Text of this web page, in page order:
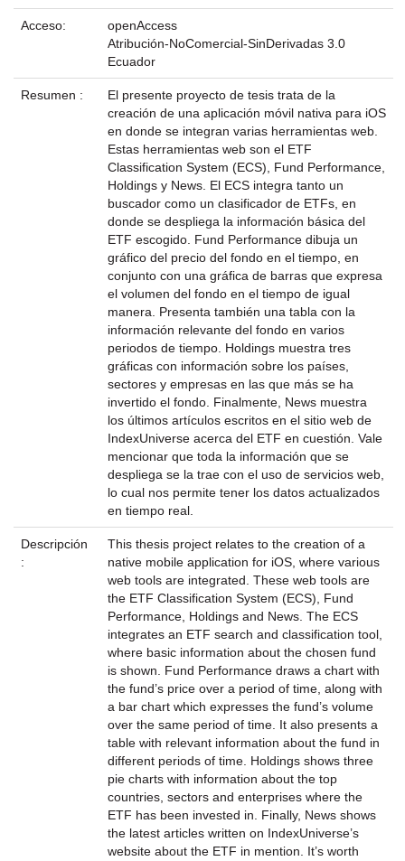
Acceso:
openAccess
Atribución-NoComercial-SinDerivadas 3.0
Ecuador
Resumen :
El presente proyecto de tesis trata de la
creación de una aplicación móvil nativa para iOS
en donde se integran varias herramientas web.
Estas herramientas web son el ETF
Classification System (ECS), Fund Performance,
Holdings y News. El ECS integra tanto un
buscador como un clasificador de ETFs, en
donde se despliega la información básica del
ETF escogido. Fund Performance dibuja un
gráfico del precio del fondo en el tiempo, en
conjunto con una gráfica de barras que expresa
el volumen del fondo en el tiempo de igual
manera. Presenta también una tabla con la
información relevante del fondo en varios
periodos de tiempo. Holdings muestra tres
gráficas con información sobre los países,
sectores y empresas en las que más se ha
invertido el fondo. Finalmente, News muestra
los últimos artículos escritos en el sitio web de
IndexUniverse acerca del ETF en cuestión. Vale
mencionar que toda la información que se
despliega se la trae con el uso de servicios web,
lo cual nos permite tener los datos actualizados
en tiempo real.
Descripción
:
This thesis project relates to the creation of a
native mobile application for iOS, where various
web tools are integrated. These web tools are
the ETF Classification System (ECS), Fund
Performance, Holdings and News. The ECS
integrates an ETF search and classification tool,
where basic information about the chosen fund
is shown. Fund Performance draws a chart with
the fund’s price over a period of time, along with
a bar chart which expresses the fund’s volume
over the same period of time. It also presents a
table with relevant information about the fund in
different periods of time. Holdings shows three
pie charts with information about the top
countries, sectors and enterprises where the
ETF has been invested in. Finally, News shows
the latest articles written on IndexUniverse’s
website about the ETF in mention. It’s worth